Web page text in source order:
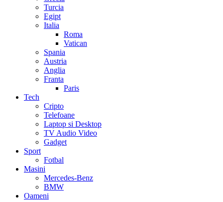
Turcia
Egipt
Italia
Roma
Vatican
Spania
Austria
Anglia
Franta
Paris
Tech
Cripto
Telefoane
Laptop si Desktop
TV Audio Video
Gadget
Sport
Fotbal
Masini
Mercedes-Benz
BMW
Oameni